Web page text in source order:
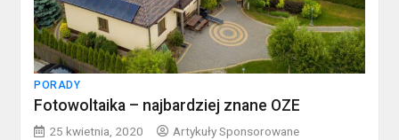
PORADY
Fotowoltaika – najbardziej znane OZE
25 kwietnia, 2020 Artykuły Sponsorowane